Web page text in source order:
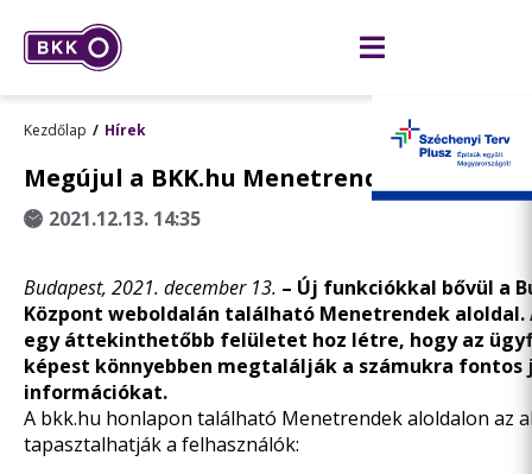
Kezdőlap Hírek
Megújul a BKK.hu Menetrendek aloldala
2021.12.13. 14:35
Budapest, 2021. december 13. – Új funkciókkal bővül a
Központ weboldalán található Menetrendek aloldal.
egy áttekinthetőbb felületet hoz létre, hogy az
képest könnyebben megtalálják a számukra
információkat.
A bkk.hu honlapon található Menetrendek aloldalon az
tapasztalhatják a felhasználók: